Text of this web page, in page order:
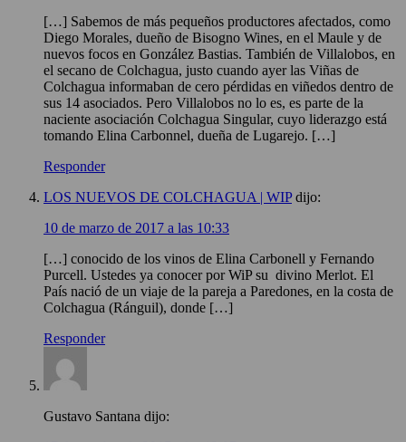
[…] Sabemos de más pequeños productores afectados, como
Diego Morales, dueño de Bisogno Wines, en el Maule y de
nuevos focos en González Bastias. También de Villalobos, en
el secano de Colchagua, justo cuando ayer las Viñas de
Colchagua informaban de cero pérdidas en viñedos dentro de
sus 14 asociados. Pero Villalobos no lo es, es parte de la
naciente asociación Colchagua Singular, cuyo liderazgo está
tomando Elina Carbonnel, dueña de Lugarejo. […]
Responder
LOS NUEVOS DE COLCHAGUA | WIP dijo:
10 de marzo de 2017 a las 10:33
[…] conocido de los vinos de Elina Carbonell y Fernando
Purcell. Ustedes ya conocer por WiP su divino Merlot. El
País nació de un viaje de la pareja a Paredones, en la costa de
Colchagua (Ránguil), donde […]
Responder
Gustavo Santana dijo: